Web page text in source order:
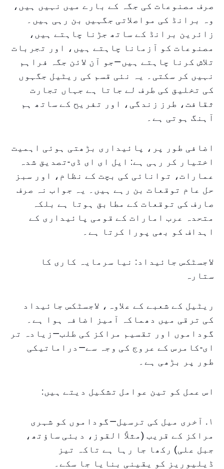
صرف مصنوعات کی جگہ کے بارے میں نہیں ہیں،
وہ برانڈ کی مواصلاتی جگہیں بن رہی ہیں۔
زائرین برانڈ کے ساتھ جڑنا چاہتے ہیں،
مصنوعات کو آزمانا چاہتے ہیں، اور تجربات
تلاش کرنا چاہتے ہیں—جو آن لائن جگہ فراہم
نہیں کر سکتی۔ یہ نئی قسم کی ریٹیل جگہوں
کی تخلیق کی طرف لے جاتا ہے جہاں تجارت
ثقافت، طرز زندگی، اور تفریح کے ساتھ ہم
آہنگ ہوتی ہے۔
اضافی طور پر، پائیداری بڑھتی ہوئی اہمیت
اختیار کر رہی ہے: ایل ای ای ڈی-تصدیق شدہ
عمارات، توانائی کی بچت کے نظام، اور سبز
حل عام توقعات بن رہے ہیں۔ یہ جواب نہ صرف
صارف کی توقعات کے مطابق ہوتا ہے بلکہ
متحدہ عرب امارات کے قومی پائیداری کے
اہداف کو بھی پورا کرتا ہے۔
لاجسٹکس جائیداد: نیا سرمایہ کاری کا
ستارہ
ریٹیل کے شعبے کے علاوہ، لاجسٹکس جائیداد
کی ترقی میں دھماکہ آمیز اضافہ ہوا ہے۔
گوداموں اور تقسیم مراکز کی طلب—زیادہ تر
ای-کامرس کے عروج کی وجہ سے—دراماتیکی
طور پر بڑھی ہے۔
اس عمل کو تین عوامل تشکیل دیتے ہیں:
۱. آخری میل کی ترسیل—گوداموں کو شہری
مراکز کے قریب (مثلاً القوز، دبئی ساؤتھ،
جبل علی) رکھا جا رہا ہے تاکہ تیز
ڈیلیوریز کو یقینی بنایا جا سکے۔